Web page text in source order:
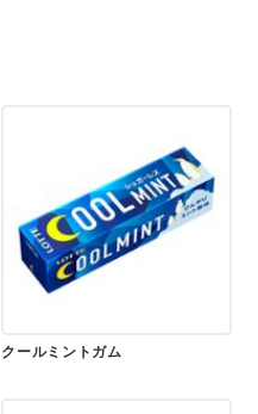
クールミントガム